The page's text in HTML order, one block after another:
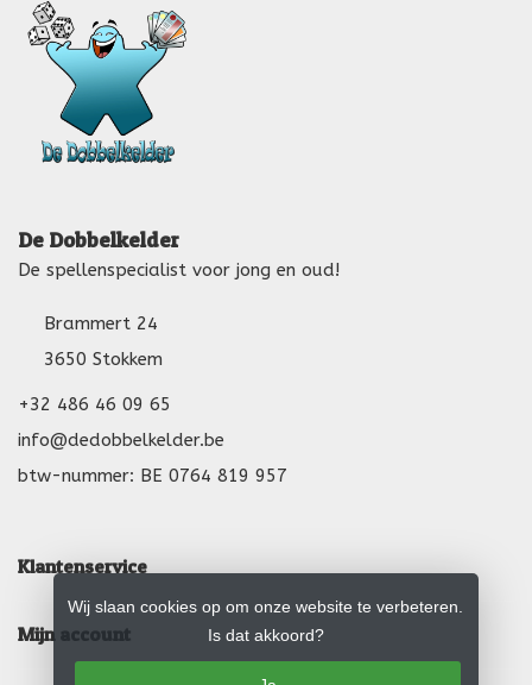
De Dobbelkelder
De spellenspecialist voor jong en oud!
Brammert 24
3650 Stokkem
+32 486 46 09 65
info@dedobbelkelder.be
btw-nummer: BE 0764 819 957
Klantenservice
Mijn account
Wij slaan cookies op om onze website te verbeteren.
Is dat akkoord?